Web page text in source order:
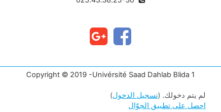
Copyright © 2019 -Univérsité Saad Dahlab Blida 1
لم يتم دخولك. (تسجيل الدخول)
احصل على تطبيق الجوّال